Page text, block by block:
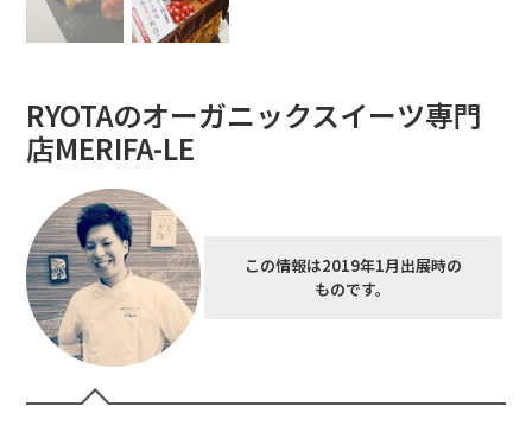
RYOTAのオーガニックスイーツ専門
店MERIFA-LE
この情報は2019年1月出展時の
ものです。